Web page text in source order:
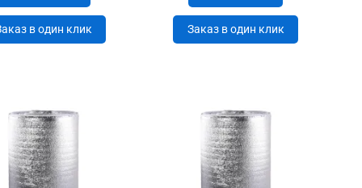
в один клик Заказ в один клик